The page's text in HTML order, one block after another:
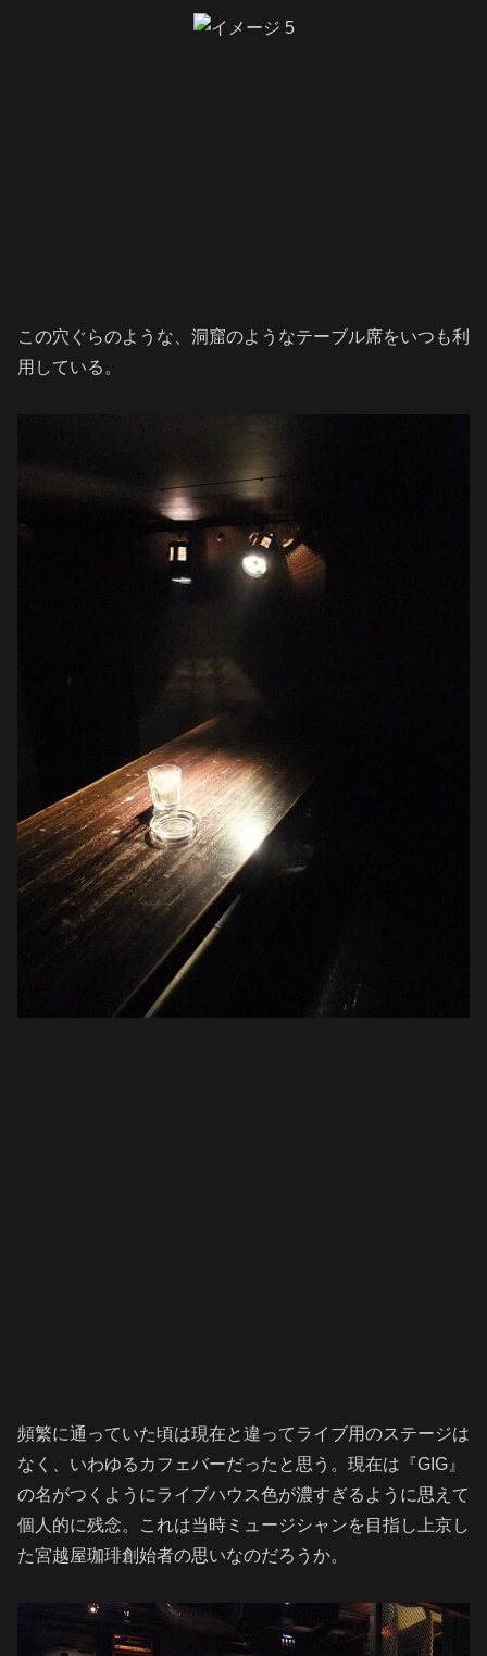
この穴ぐらのような、洞窟のようなテーブル席をいつも利
用している。
頻繁に通っていた頃は現在と違ってライブ用のステージは
なく、いわゆるカフェバーだったと思う。現在は『GIG 』
の名がつくようにライブハウス色が濃すぎるように思えて
個人的に残念。これは当時ミュージシャンを目指し上京し
た宮越屋珈琲創始者の思いなのだろうか。